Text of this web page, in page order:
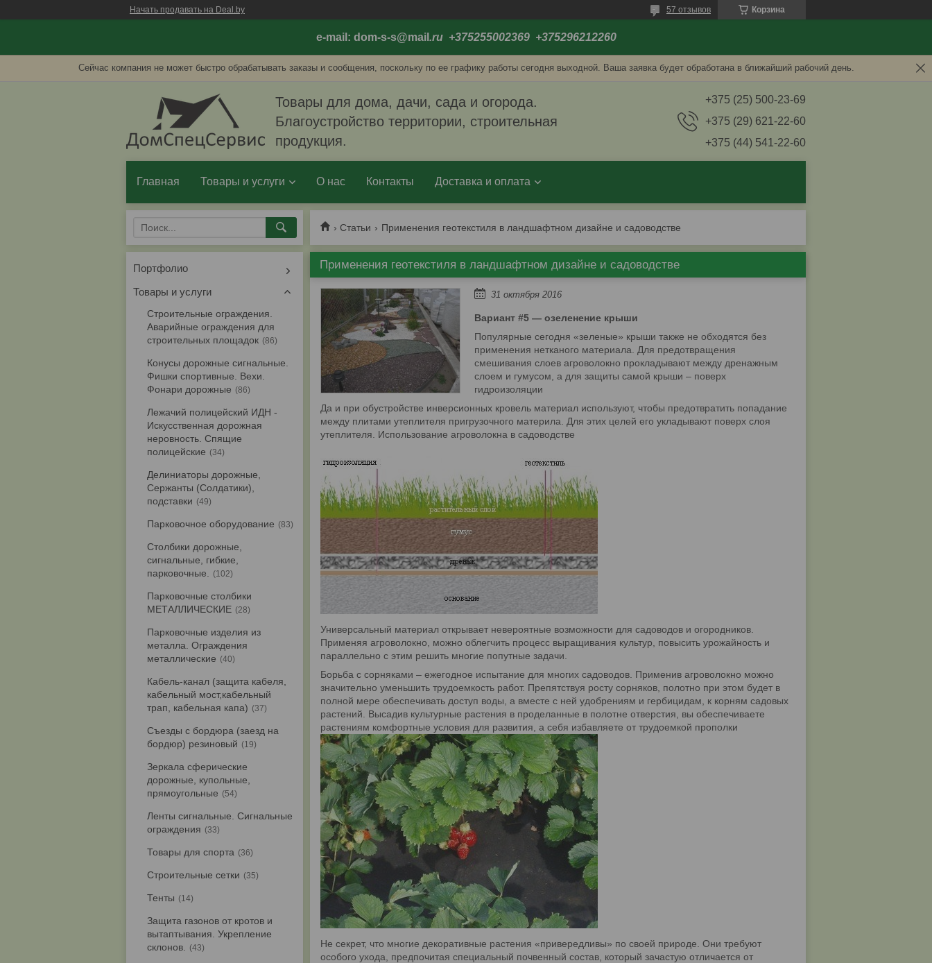
Начать продавать на Deal.by Корзина
57 отзывов
e-mail: dom-s-s@mail .ru +375255002369 +375296212260
Сейчас компания не может быстро обрабатывать заказы и сообщения, поскольку по ее графику работы сегодня выходной. Ваша заявка будет обработана в ближайший рабочий день.
Товары для дома, дачи, сада и огорода.
Благоустройство территории, строительная
продукция.
+375 (25) 500-23-69
+375 (29) 621-22-60
+375 (44) 541-22-60
Главная Товары и услуги О нас Контакты Доставка и оплата
Статьи Применения геотекстиля в ландшафтном дизайне и садоводстве
Применения геотекстиля в ландшафтном дизайне и садоводстве
31 октября 2016
Вариант #5 — озеленение крыши
Популярные сегодня «зеленые» крыши также не обходятся без
применения нетканого материала. Для предотвращения
смешивания слоев агроволокно прокладывают между дренажным
слоем и гумусом, а для защиты самой крыши – поверх
гидроизоляции
Да и при обустройстве инверсионных кровель материал используют, чтобы предотвратить попадание
между плитами утеплителя пригрузочного материла. Для этих целей его укладывают поверх слоя
утеплителя. Использование агроволокна в садоводстве
Универсальный материал открывает невероятные возможности для садоводов и огородников.
Применяя агроволокно, можно облегчить процесс выращивания культур, повысить урожайность и
параллельно с этим решить многие попутные задачи.
Борьба с сорняками – ежегодное испытание для многих садоводов. Применив агроволокно можно
значительно уменьшить трудоемкость работ. Препятствуя росту сорняков, полотно при этом будет в
полной мере обеспечивать доступ воды, а вместе с ней удобрениям и гербицидам, к корням садовых
растений. Высадив культурные растения в проделанные в полотне отверстия, вы обеспечиваете
растениям комфортные условия для развития, а себя избавляете от трудоемкой прополки
Не секрет, что многие декоративные растения «привередливы» по своей природе. Они требуют
особого ухода, предпочитая специальный почвенный состав, который зачастую отличается от
Портфолио
Товары и услуги
Строительные ограждения.
Аварийные ограждения для
строительных площадок
86
Конусы дорожные сигнальные.
Фишки спортивные. Вехи.
Фонари дорожные
86
Лежачий полицейский ИДН -
Искусственная дорожная
неровность. Спящие
полицейские
34
Делиниаторы дорожные,
Сержанты (Солдатики),
подставки
49
Парковочное оборудование 83
Столбики дорожные,
сигнальные, гибкие,
парковочные.
102
Парковочные столбики
МЕТАЛЛИЧЕСКИЕ
28
Парковочные изделия из
металла. Ограждения
металлические
40
Кабель-канал (защита кабеля,
кабельный мост,кабельный
трап, кабельная капа)
37
Съезды с бордюра (заезд на
бордюр) резиновый
19
Зеркала сферические
дорожные, купольные,
прямоугольные
54
Ленты сигнальные. Сигнальные
ограждения
33
Товары для спорта 36
Строительные сетки 35
Тенты 14
Защита газонов от кротов и
вытаптывания. Укрепление
склонов.
43